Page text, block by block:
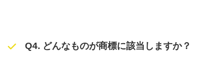
Q4. どんなものが商標に該当しますか？